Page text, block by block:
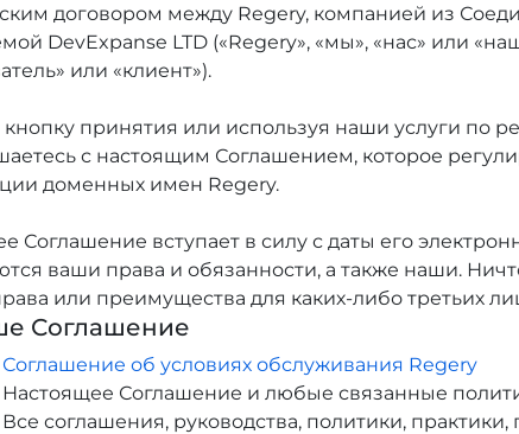
договором между Regery, компанией из
DevExpanse LTD («Regery», «мы», «нас» или
или «клиент»).
принятия или используя наши услуги по
с настоящим Соглашением, которое
доменных имен Regery.
Соглашение вступает в силу с даты его
ваши права и обязанности, а также наши.
или преимущества для каких-либо третьих
Соглашение
Соглашение об условиях обслуживания Regery
Настоящее Соглашение и любые связанные
Все соглашения, руководства, политики,